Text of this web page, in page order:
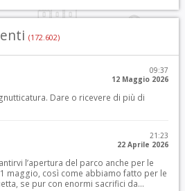
(172.602)
09:37
12 Maggio 2026
Dare o ricevere di più di
21:23
22 Aprile 2026
l’apertura del parco anche per le
maggio, così come abbiamo fatto per le
se pur con enormi sacrifici da...